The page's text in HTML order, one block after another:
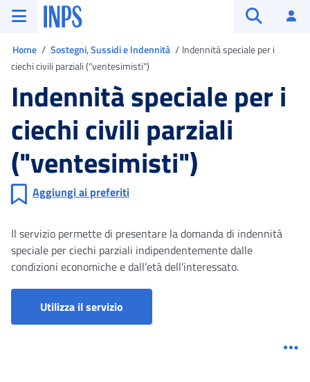
Vai al menu principale
Vai al contenuto principale
Vai al pie' di pagina
INPS ()
Home Sostegni, Sussidi e Indennità
Indennità speciale per i
ciechi civili parziali ("ventesimisti")
Indennità speciale per i
ciechi civili parziali
("ventesimisti")
Aggiungi ai preferiti
Il servizio permette di presentare la domanda di indennità
speciale per ciechi parziali indipendentemente dalle
condizioni economiche e dall’età dell’interessato.
Utilizza il servizio